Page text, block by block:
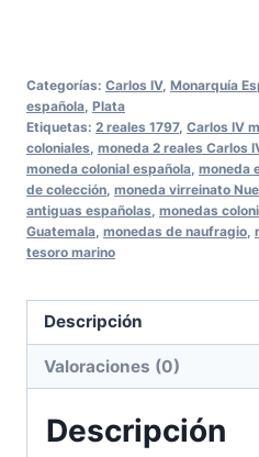
Categorías: Carlos IV, Monarquía
española Plata
Etiquetas: 2 reales 1797, Carlos IV
coloniales moneda 2 reales Carlos
moneda colonial española moneda
de colección moneda virreinato
antiguas españolas monedas
Guatemala monedas de naufragio
tesoro marino
Descripción
Valoraciones (0)
Descripción